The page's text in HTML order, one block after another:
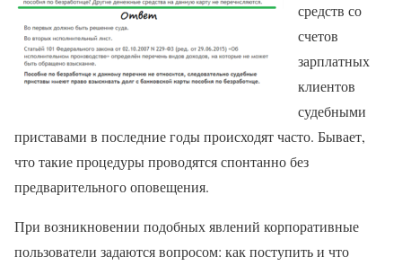
средств со
счетов
зарплатных
клиентов
судебными
приставами в последние годы происходят часто. Бывает,
что такие процедуры проводятся спонтанно без
предварительного оповещения.
При возникновении подобных явлений корпоративные
пользователи задаются вопросом: как поступить и что